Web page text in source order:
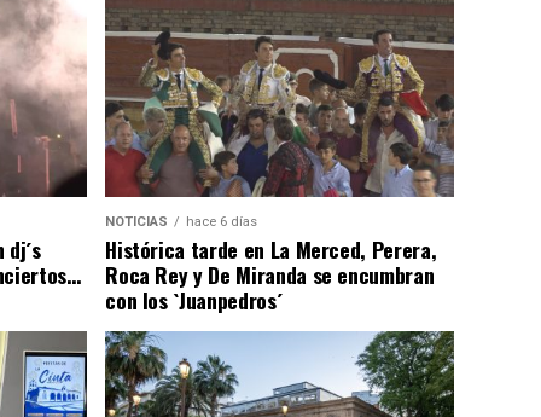
NOTICIAS hace 6 días
Histórica tarde en La Merced, Perera,
Roca Rey y De Miranda se encumbran
con los `Juanpedros´